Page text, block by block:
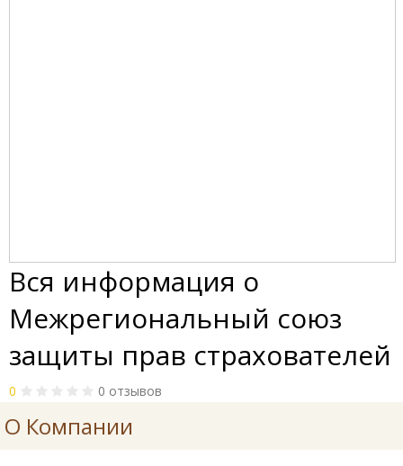
Вся информация о
Межрегиональный союз
защиты прав страхователей
0 0 отзывов
О Компании